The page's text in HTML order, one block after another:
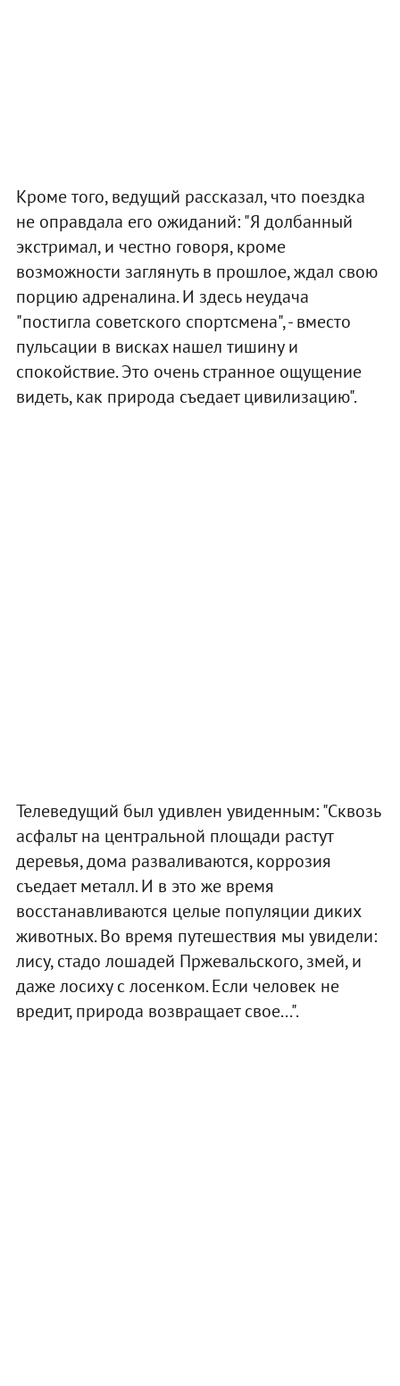
Кроме того, ведущий рассказал, что поездка
не оправдала его ожиданий: "Я долбанный
экстримал, и честно говоря, кроме
возможности заглянуть в прошлое, ждал свою
порцию адреналина. И здесь неудача
"постигла советского спортсмена", - вместо
пульсации в висках нашел тишину и
спокойствие. Это очень странное ощущение
видеть, как природа съедает цивилизацию".
Телеведущий был удивлен увиденным: "Сквозь
асфальт на центральной площади растут
деревья, дома разваливаются, коррозия
съедает металл. И в это же время
восстанавливаются целые популяции диких
животных. Во время путешествия мы увидели:
лису, стадо лошадей Пржевальского, змей, и
даже лосиху с лосенком. Если человек не
вредит, природа возвращает свое...".